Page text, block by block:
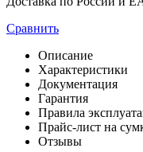
Сравнить
Описание
Характеристики
Документация
Гарантия
Правила
Прайс-лист на
Отзывы